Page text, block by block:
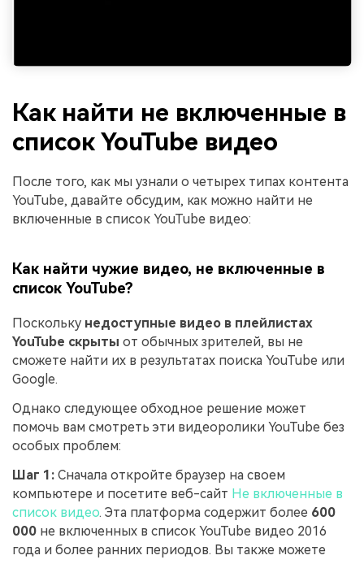
Как найти не включенные в
список YouTube видео
После того, как мы узнали о четырех типах контента
YouTube, давайте обсудим, как можно найти не
включенные в список YouTube видео:
Как найти чужие видео, не включенные в
список YouTube?
Поскольку недоступные видео в плейлистах
YouTube скрыты от обычных зрителей, вы не
сможете найти их в результатах поиска YouTube или
Google.
Однако следующее обходное решение может
помочь вам смотреть эти видеоролики YouTube без
особых проблем:
Шаг 1: Сначала откройте браузер на своем
компьютере и посетите веб-сайт Не включенные в
список видео. Эта платформа содержит более 600
000 не включенных в список YouTube видео 2016
года и более ранних периодов. Вы также можете